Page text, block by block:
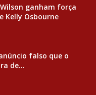
ganham força
Kelly Osbourne
falso que o
de...